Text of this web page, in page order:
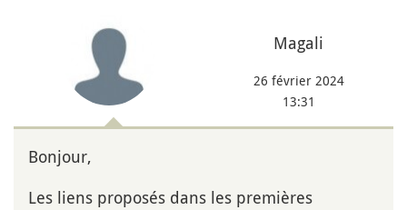
Magali
26 février 2024
13:31
Bonjour,
Les liens proposés dans les premières